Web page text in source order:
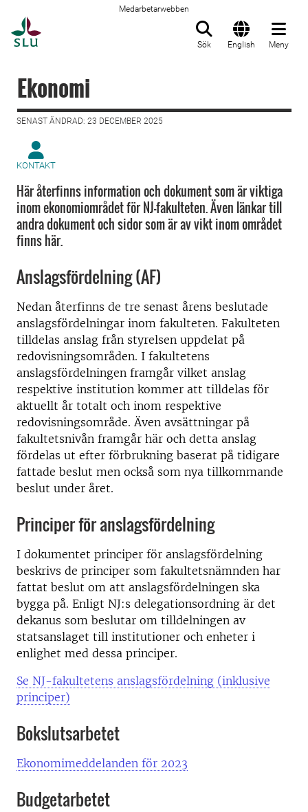
Medarbetarwebben
Sök English Meny
Ekonomi
SENAST ÄNDRAD: 23 DECEMBER 2025
KONTAKT
Här återfinns information och dokument som är viktiga
inom ekonomiområdet för NJ-fakulteten. Även länkar till
andra dokument och sidor som är av vikt inom området
finns här.
Anslagsfördelning (AF)
Nedan återfinns de tre senast årens beslutade
anslagsfördelningar inom fakulteten. Fakulteten
tilldelas anslag från styrelsen uppdelat på
redovisningsområden. I fakultetens
anslagsfördelningen framgår vilket anslag
respektive institution kommer att tilldelas för
aktuellt år totalt och inom respektive
redovisningsområde. Även avsättningar på
fakultetsnivån framgår här och detta anslag
fördelas ut efter förbrukning baserat på tidigare
fattade beslut men också som nya tillkommande
beslut under året.
Principer för anslagsfördelning
I dokumentet principer för anslagsfördelning
beskrivs de principer som fakultetsnämnden har
fattat beslut om att anslagsfördelningen ska
bygga på. Enligt NJ:s delegationsordning är det
dekanus som beslutar om tilldelningen av
statsanslaget till institutioner och enheter i
enlighet med dessa principer.
Se NJ-fakultetens anslagsfördelning (inklusive
principer)
Bokslutsarbetet
Ekonomimeddelanden för 2023
Budgetarbetet